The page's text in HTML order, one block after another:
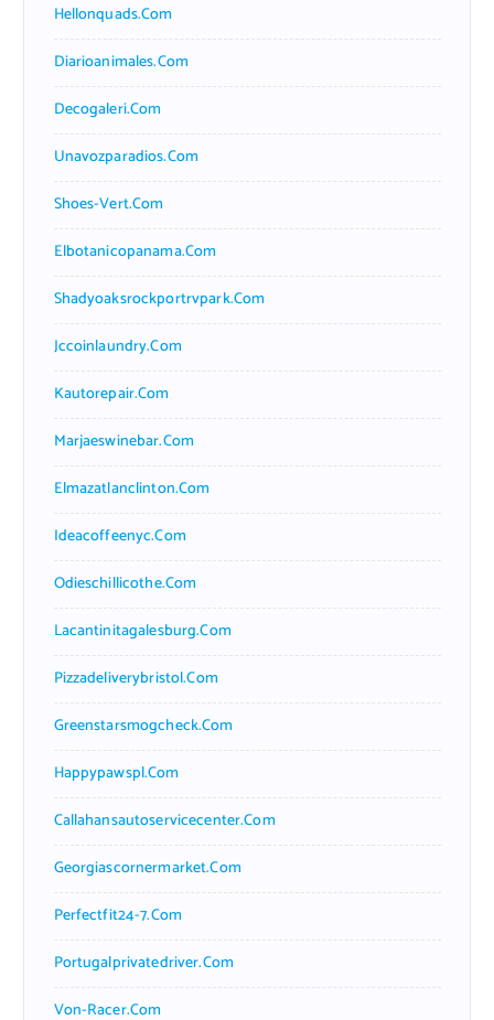
Hellonquads.com
Diarioanimales.com
Decogaleri.com
Unavozparadios.com
Shoes-Vert.com
Elbotanicopanama.com
Shadyoaksrockportrvpark.com
Jccoinlaundry.com
Kautorepair.com
Marjaeswinebar.com
Elmazatlanclinton.com
Ideacoffeenyc.com
Odieschillicothe.com
Lacantinitagalesburg.com
Pizzadeliverybristol.com
Greenstarsmogcheck.com
Happypawspl.com
Callahansautoservicecenter.com
Georgiascornermarket.com
Perfectfit24-7.com
Portugalprivatedriver.com
Von-Racer.com